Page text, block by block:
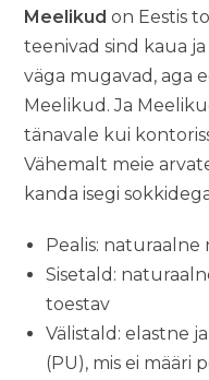
Meelikudon Eestis
teenivad sind kaua
väga mugavad, aga
Meelikud. Ja
tänavale kui
Vähemalt meie
kanda isegi
Pealis: naturaalne
Sisetald:
toestav
Välistald: elastne
(PU), mis ei määri